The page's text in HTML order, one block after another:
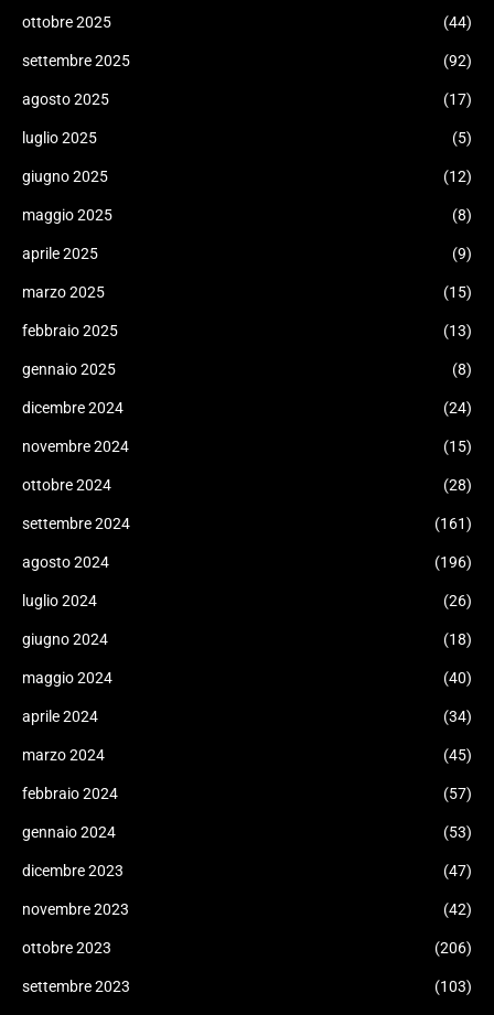
ottobre 2025 (44)
settembre 2025 (92)
agosto 2025 (17)
luglio 2025 (5)
giugno 2025 (12)
maggio 2025 (8)
aprile 2025 (9)
marzo 2025 (15)
febbraio 2025 (13)
gennaio 2025 (8)
dicembre 2024 (24)
novembre 2024 (15)
ottobre 2024 (28)
settembre 2024 (161)
agosto 2024 (196)
luglio 2024 (26)
giugno 2024 (18)
maggio 2024 (40)
aprile 2024 (34)
marzo 2024 (45)
febbraio 2024 (57)
gennaio 2024 (53)
dicembre 2023 (47)
novembre 2023 (42)
ottobre 2023 (206)
settembre 2023 (103)